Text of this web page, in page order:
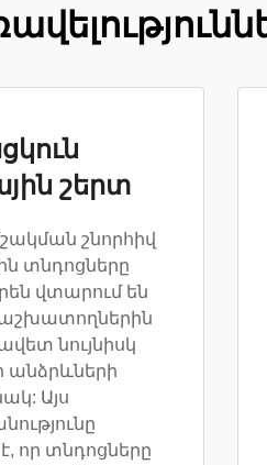
շերտ
շնորհիվ
տնդոցները
վտարում են
աշխատողներին
նույնիսկ
Այս
որ տնդոցները